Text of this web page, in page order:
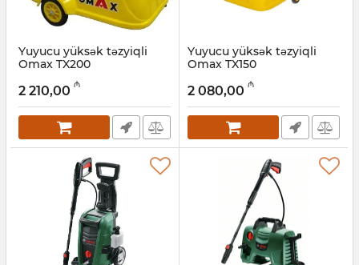
Yuyucu yüksək təzyiqli
Omax TX200
017011060
2 210,00 ₼
Yuyucu yüksək təzyiqli
Omax TX150
017011059
2 080,00 ₼